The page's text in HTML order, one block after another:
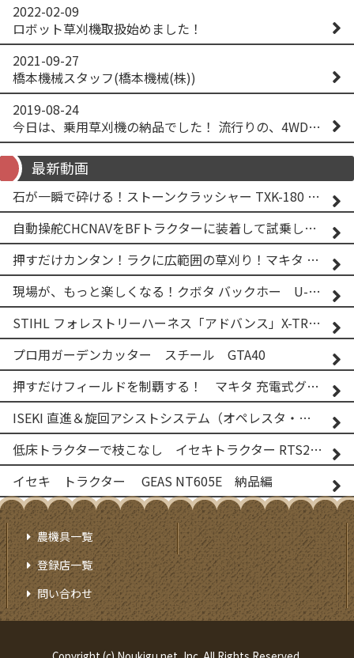
2022-02-09
ロボット草刈機取扱始めました！
2021-09-27
橋本機械スタッフ(橋本機械(株))
2019-08-24
今日は、乗用草刈機の納品でした！ 流行りの、4WD！ #イセキアグリ #オーレック #四駆 #増税間近
最新動画
石が一瞬で砕ける！ストーンクラッシャー TXK-180 実演
自動操舵CHCNAVをBFトラクターに装着して試乗してみた！！ CHCNAV NX610
押すだけカンタン！ラクに広範囲の草刈り！マキタ バッテリー式草刈り機 MUG001G 2
現場が、もっと楽しくなる！クボタ バックホー U-25-3A
STIHL フォレストリーハーネス「アドバンス」X-TREEm
プロ用ガーデンカッター スチール GTA40
押すだけフィールドを制覇する！ マキタ 充電式グランドトリマー MUG001G
ISEKI 直進＆旋回アシストシステム（オペレスタ・ターン）搭載 イセキ 乗用田植機 PRJ8D-ZJL
低床トラクターで枝こなし イセキトラクター RTS205NS & フレールモア FNC1202F
イセキ トラクター GEAS NT605E 納品編
農機具一覧
登録店一覧
問い合わせ